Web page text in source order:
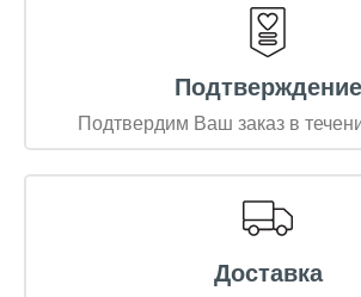
Подтверждение
Подтвердим Ваш заказ в
Доставка